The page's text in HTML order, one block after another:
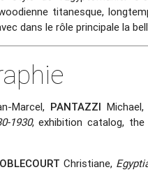
titanesque,
dans le rôle principale la
Marcel, PANTAZZI Michael,
1930, exhibition catalog,
Christiane,